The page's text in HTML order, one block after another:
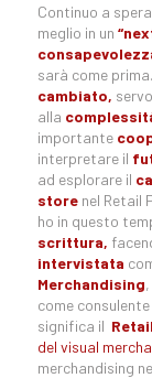
Continuo a
meglio in un
sarà come
cambiato,
alla
importante
interpretare il
ad esplorare il
storenel Retail
ho in questo
scrittura,
intervistata
Merchandising
come
significa il
del visual
merchandising